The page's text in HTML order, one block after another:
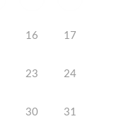
16 17
23 24
30 31